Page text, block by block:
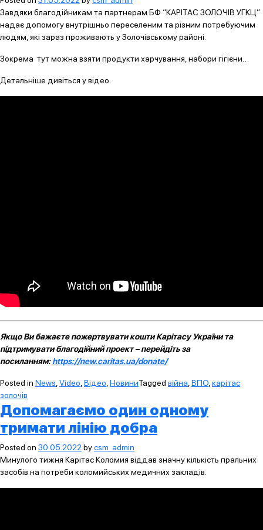
Завдяки благодійникам та партнерам БФ “КАРІТАС ЗОЛОЧІВ УГКЦ”
надає допомогу внутрішньо переселеним та різним потребуючим
людям, які зараз проживають у Золочівському районі.
Зокрема тут можна взяти продукти харчування, набори гігієни…
Детальніше дивіться у відео.
Якщо Ви бажаєте пожертвувати кошти Карітасу України та
підтримувати благодійний проект – перейдіть за
посиланням:https://new.caritas.ua/donate/
Posted in News Video Відео НовиниTagged війна ВПО карітас
золочів
Допомагаємо один одному
тримати лінію добра
Posted on 30.05.2022 bycsm_admin
Минулого тижня Карітас Коломия віддав значну кількість пральних
засобів на потреби коломийських медичних закладів.